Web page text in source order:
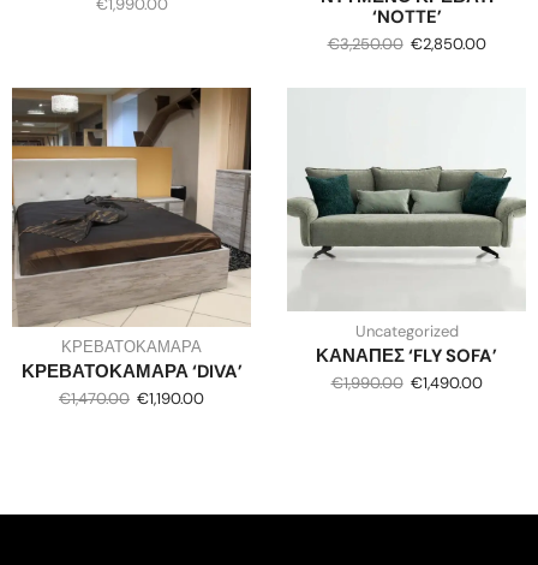
€1,990.00
‘NOTTE’
€3,250.00 €2,850.00
ΚΡΕΒΑΤΟΚΑΜΑΡΑ
ΚΡΕΒΑΤΟΚΑΜΑΡΑ ‘DIVA’
€1,470.00 €1,190.00
Uncategorized
ΚΑΝΑΠΕΣ ‘FLY SOFA’
€1,990.00 €1,490.00